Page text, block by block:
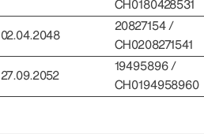
CH0180428531
02.04.2048
20827154 /
CH0208271541
27.09.2052
19495896 /
CH0194958960